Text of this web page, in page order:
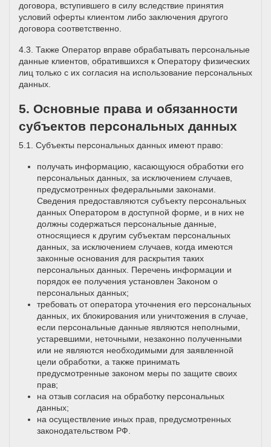
договора, вступившего в силу вследствие принятия
условий оферты клиентом либо заключения другого
договора соответственно.
4.3. Также Оператор вправе обрабатывать персональные
данные клиентов, обратившихся к Оператору физических
лиц только с их согласия на использование персональных
данных.
5. Основные права и обязанности
субъектов персональных данных
5.1. Субъекты персональных данных имеют право:
получать информацию, касающуюся обработки его
персональных данных, за исключением случаев,
предусмотренных федеральными законами.
Сведения предоставляются субъекту персональных
данных Оператором в доступной форме, и в них не
должны содержаться персональные данные,
относящиеся к другим субъектам персональных
данных, за исключением случаев, когда имеются
законные основания для раскрытия таких
персональных данных. Перечень информации и
порядок ее получения установлен Законом о
персональных данных;
требовать от оператора уточнения его персональных
данных, их блокирования или уничтожения в случае,
если персональные данные являются неполными,
устаревшими, неточными, незаконно полученными
или не являются необходимыми для заявленной
цели обработки, а также принимать
предусмотренные законом меры по защите своих
прав;
на отзыв согласия на обработку персональных
данных;
на осуществление иных прав, предусмотренных
законодательством РФ.